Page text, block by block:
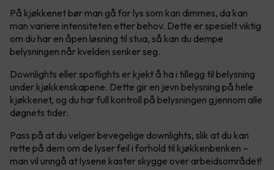
På kjøkkenet bør man gå for lys som kan dimmes, da kan
man variere intensiteten etter behov. Dette er spesielt viktig
om du har en åpen løsning til stua, så kan du dempe
belysningen når kvelden senker seg.
Downlights eller spotlights er kjekt å ha i tillegg til belysning
under kjøkkenskapene. Dette gir en jevn belysning på hele
kjøkkenet, og du har full kontroll på belysningen gjennom alle
døgnets tider.
Pass på at du velger bevegelige downlights, slik at du kan
rette på dem om de lyser feil i forhold til kjøkkenbenken –
man vil unngå at lysene kaster skygge over arbeidsområdet!